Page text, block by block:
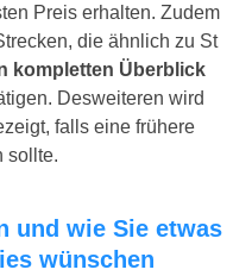
Preis erhalten. Zudem
die ähnlich zu St
kompletten Überblick
Desweiteren wird
falls eine frühere
sollte.
wünschen